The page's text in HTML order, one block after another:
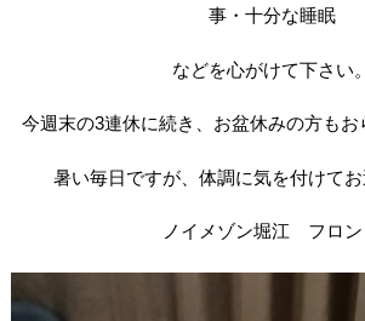
事・十分な睡眠
などを心がけて下さい。
今週末の3連休に続き、お盆休みの方もお
暑い毎日ですが、体調に気を付けてお
ノイメゾン堀江 フロン